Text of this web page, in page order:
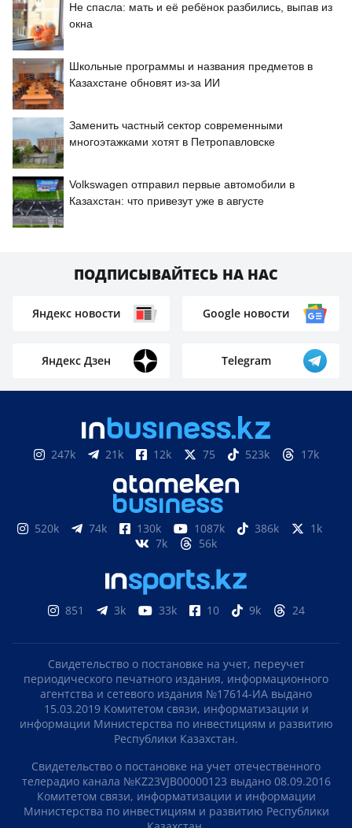
Не спасла: мать и её ребёнок разбились, выпав из
окна
Школьные программы и названия предметов в
Казахстане обновят из-за ИИ
Заменить частный сектор современными
многоэтажками хотят в Петропавловске
Volkswagen отправил первые автомобили в
Казахстан: что привезут уже в августе
ПОДПИСЫВАЙТЕСЬ НА НАС
Яндекс новости Google новости
Яндекс Дзен Telegram
247k 21k 12k 75 523k 17k
520k 74k 130k 1087k 386k
1k
7k
56k
851 3k 33k 10 9k 24
Свидетельство о постановке на учет, переучет
периодического печатного издания, информационного
агентства и сетевого издания №17614-ИА выдано
15.03.2019 Комитетом связи, информатизации и
информации Министерства по инвестициям и развитию
Республики Казахстан.
Свидетельство о постановке на учет отечественного
телерадио канала №KZ23VJB00000123 выдано 08.09.2016
Комитетом связи, информатизации и информации
Министерства по инвестициям и развитию Республики